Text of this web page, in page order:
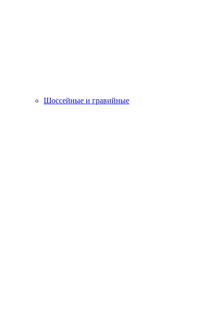
Шоссейные и гравийные